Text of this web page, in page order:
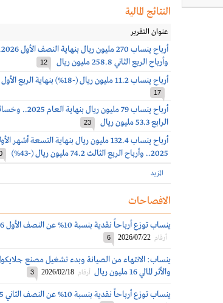
النتائج المالية
عنوان التقرير
أرباح
وأرباح الربع الثاني 258.8 مليون ريال
12
أرباح ينساب 11.2 مليون ريال (-18%) بنهاية الربع الأول 2026
17
أرباح ينساب 79 مليون ريال
الرابع 53.3 مليون ريال
23
أرباح ينساب 132.4 مليون ريال بنهاية التسعة أشهر
2025.. وأرباح الربع الثالث 74.2 مليون ريال (-43%)
المزيد
الافصاحات
ينساب توزع أرباحاً نقدية بنسبة 10% عن النصف الأول 2026
أرقام 2026/07/22
6
ينساب: الانتهاء من الصيانة وبدء تشغيل مصنع
والأثر المالي 16 مليون ريال
أرقام 2026/02/18
3
ينساب توزع أرباحاً نقدية بنسبة 10% عن النصف الثاني 2025